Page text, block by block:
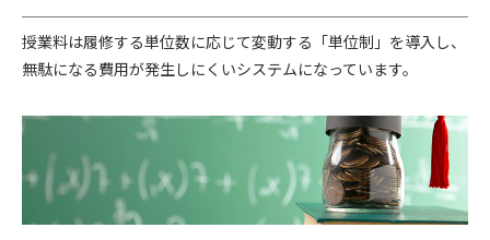
授業料は履修する単位数に応じて変動する「単位制」を導入し、
無駄になる費用が発生しにくいシステムになっています。